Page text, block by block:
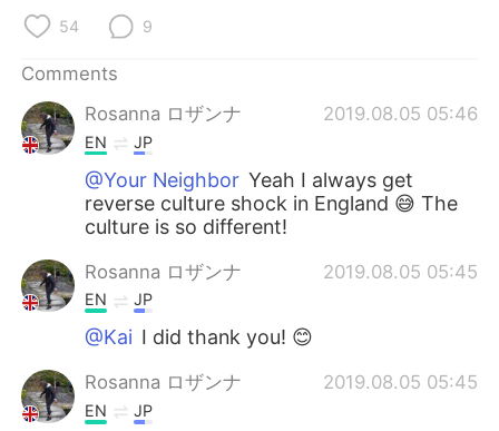
54 9
Comments
Rosanna ロザンナ
2019.08.05 05:46
EN JP
@Your Neighbor Yeah I always get
reverse culture shock in England 😅 The
culture is so different!
Rosanna ロザンナ 2019.08.05 05:45
EN JP
@Kai I did thank you! 😊
Rosanna ロザンナ 2019.08.05 05:45
EN JP